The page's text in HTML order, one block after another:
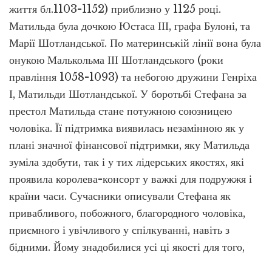
життя бл.1103-1152) приблизно у 1125 році.
Матильда була дочкою Юстаса ІІІ, графа Булоні, та
Марії Шотландської. По материнській лінії вона була
онукою Малькольма ІІІ Шотландського (роки
правління 1058-1093) та небогою дружини Генріха
І, Матильди Шотландської. У боротьбі Стефана за
престол Матильда стане потужною союзницею
чоловіка. Її підтримка виявилась незамінною як у
плані значної фінансової підтримки, яку Матильда
зуміла здобути, так і у тих лідерських якостях, які
проявила королева-консорт у важкі для подружжя і
країни часи. Сучасники описували Стефана як
привабливого, побожного, благородного чоловіка,
приємного і увічливого у спілкуванні, навіть з
бідними. Йому знадобилися усі ці якості для того,